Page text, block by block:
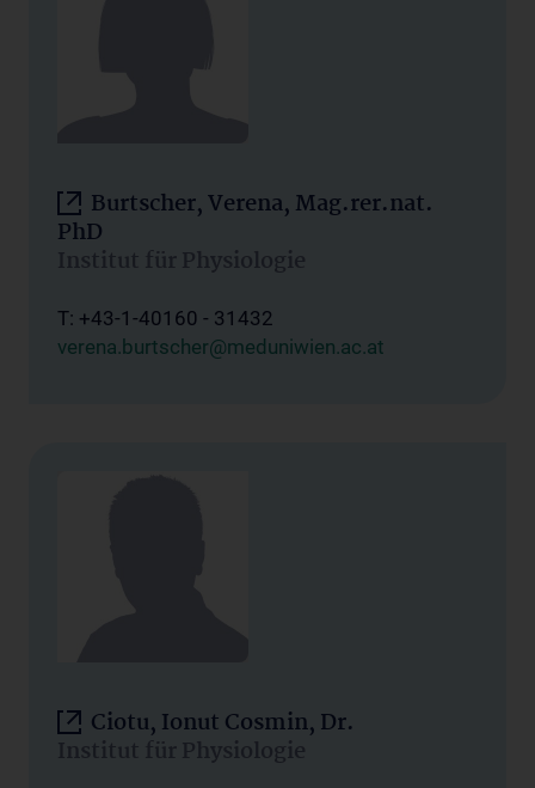
Burtscher, Verena, Mag.rer.nat.
PhD
Institut für Physiologie
T: +43-1-40160 - 31432
verena.burtscher@meduniwien.ac.at
Ciotu, Ionut Cosmin, Dr.
Institut für Physiologie